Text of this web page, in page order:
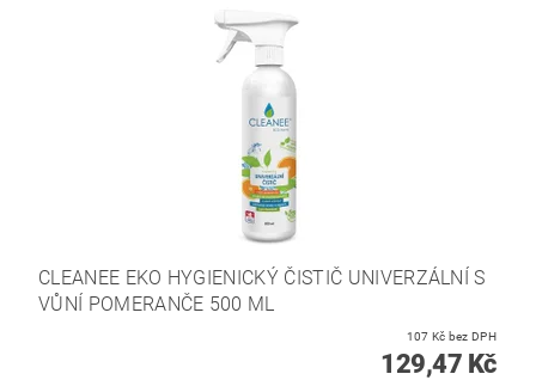
CLEANEE EKO HYGIENICKÝ ČISTIČ UNIVERZÁLNÍ S
VŮNÍ POMERANČE 500 ML
107 Kč bez DPH
129,47 Kč